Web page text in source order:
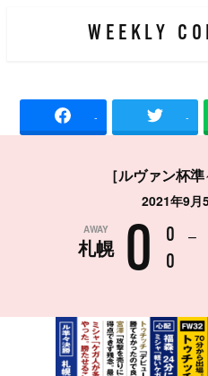
コ
ン
WEEKLY
- -
［ルヴァン杯
2021年9月
AWAY
札幌 0
0
0
–